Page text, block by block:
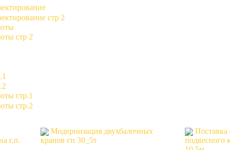
г.п.
Модернизация двухбалочных
кранов гп 30_5т
подвесного